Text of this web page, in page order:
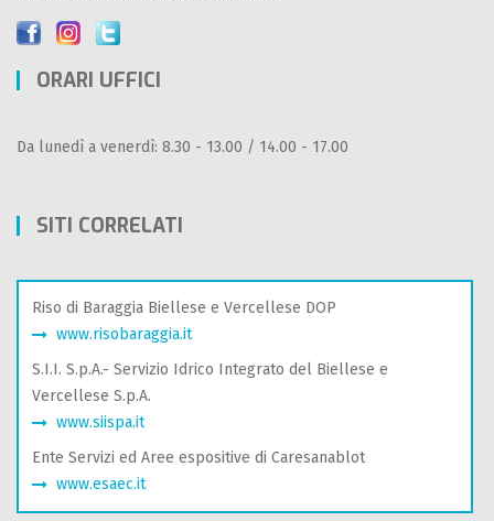
ORARI UFFICI
Da lunedì a venerdì: 8.30 - 13.00 / 14.00 - 17.00
SITI CORRELATI
Riso di Baraggia Biellese e Vercellese DOP
www.risobaraggia.it
S.I.I. S.p.A.- Servizio Idrico Integrato del Biellese e
Vercellese S.p.A.
www.siispa.it
Ente Servizi ed Aree espositive di Caresanablot
www.esaec.it